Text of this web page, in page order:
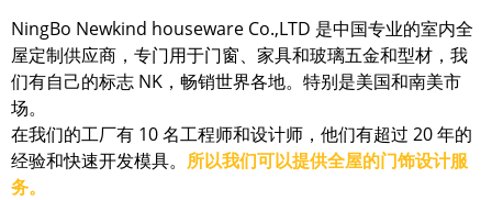
NingBo Newkind houseware Co.,LTD 是中国专业的室内全
屋定制供应商，专门用于门窗、家具和玻璃五金和型材，我
们有自己的标志 NK，畅销世界各地。特别是美国和南美市
场。
在我们的工厂有 10 名工程师和设计师，他们有超过 20 年的
经验和快速开发模具。 所以我们可以提供全屋的门饰设计服
务。